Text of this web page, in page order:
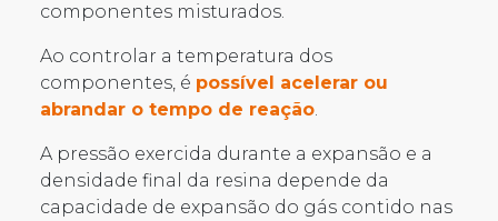
componentes misturados.
Ao controlar a temperatura dos
componentes, é possível acelerar ou
abrandar o tempo de reação
A pressão exercida durante a expansão e a
densidade final da resina depende da
capacidade de expansão do gás contido nas